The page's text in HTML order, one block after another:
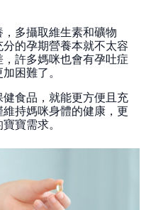
多攝取維生素和礦物
的孕期營養本就不太容
許多媽咪也會有孕吐症
困難了。
食品，就能更方便且充
持媽咪身體的健康，更
寶需求。